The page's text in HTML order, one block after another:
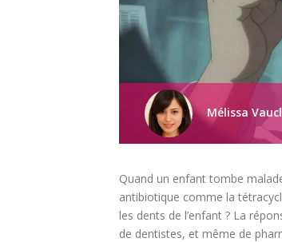
Mélissa
Quand un enfant tombe
antibiotique comme la
les dents de l’enfant ? La
de dentistes, et même de